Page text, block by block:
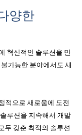
양한
혁신적인 솔루션을 만
가능한 분야에서도 새
적으로 새로움에 도전
루션을 지속해서 개발
두 갖춘 최적의 솔루션